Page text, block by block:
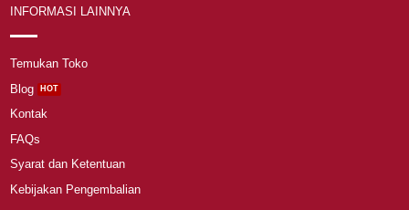
INFORMASI LAINNYA
Temukan Toko
Blog
Kontak
FAQs
Syarat dan Ketentuan
Kebijakan Pengembalian